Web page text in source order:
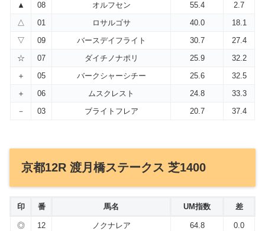
▲
08 オルフセン 55.4
2.7
△
01 ロサルゴサ 40.0
18.1
▽
09 バースデイフライト 30.7
27.4
☆
07 ダイチノナポリ 25.9
32.2
＋
05 バークシャーシチー 25.6
32.5
＋
06 ムスクレスト 24.8
33.3
－
03 ブライトフレア 20.7 37.4
京都12R 渡月橋ステークス 芝1400
印 番 馬名 UM指数 差
◎ 12 ノクナレア 64.8
0.0